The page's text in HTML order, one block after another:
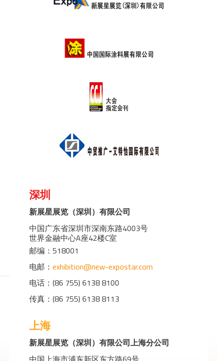
深圳
新展星展览（深圳）有限公司
中国广东省深圳市深南东路4003号
世界金融中心A座42楼C室
邮编：518001
电邮： exhibition@new-expostar.com
电话：(86 755) 6138 8100
传真：(86 755) 6138 8113
上海
新展星展览（深圳）有限公司上海分公司